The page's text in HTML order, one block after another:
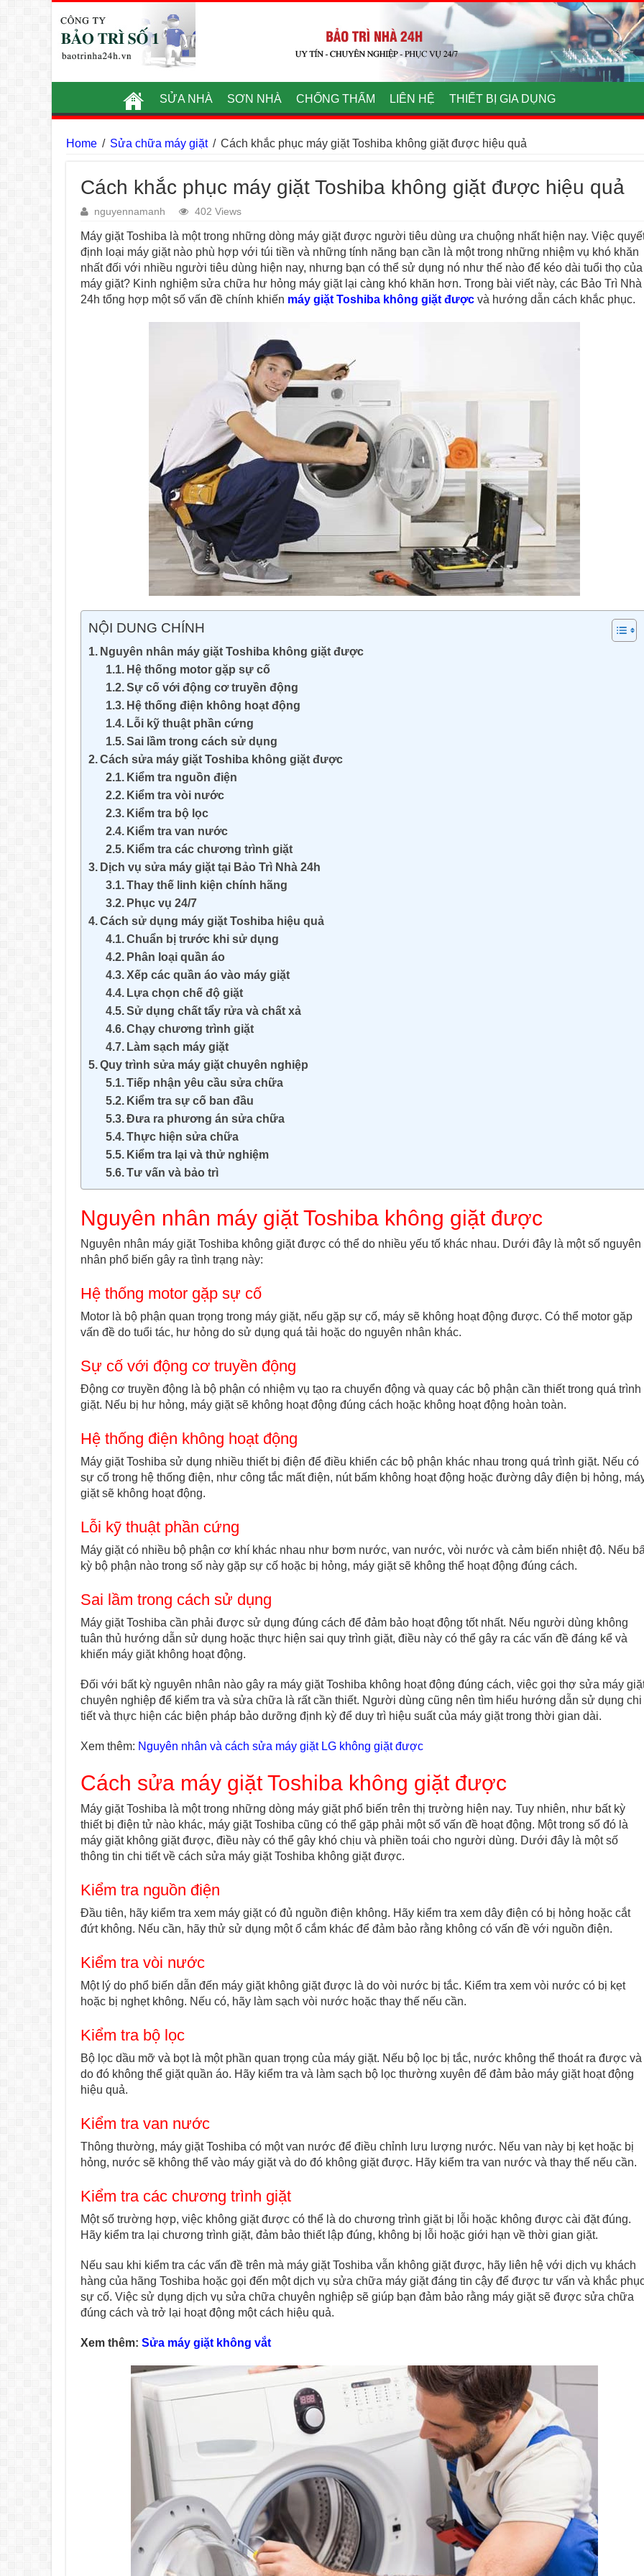
SỬA NHÀ SƠN NHÀ CHỐNG THẤM LIÊN HỆ THIẾT BỊ GIA DỤNG
Home / Sửa chữa máy giặt / Cách khắc phục máy giặt Toshiba không giặt được hiệu quả
Cách khắc phục máy giặt Toshiba không giặt được hiệu quả
nguyennamanh 402 Views
Máy giặt Toshiba là một trong những dòng máy giặt được người tiêu dùng ưa chuộng nhất hiện nay. Việc
định loại máy giặt nào phù hợp với túi tiền và những tính năng bạn cần là một trong những nhiệm vụ khó khăn
nhất đối với nhiều người tiêu dùng hiện nay, nhưng bạn có thể sử dụng nó như thế nào để kéo dài tuổi thọ của
máy giặt? Kinh nghiệm sửa chữa hư hỏng máy giặt lại càng khó khăn hơn. Trong bài viết này, các Bảo Trì Nhà
24h tổng hợp một số vấn đề chính khiến máy giặt Toshiba không giặt được và hướng dẫn cách khắc phục.
NỘI DUNG CHÍNH
Nguyên nhân máy giặt Toshiba không giặt được
Hệ thống motor gặp sự cố
Sự cố với động cơ truyền động
Hệ thống điện không hoạt động
Lỗi kỹ thuật phần cứng
Sai lầm trong cách sử dụng
Cách sửa máy giặt Toshiba không giặt được
Kiểm tra nguồn điện
Kiểm tra vòi nước
Kiểm tra bộ lọc
Kiểm tra van nước
Kiểm tra các chương trình giặt
Dịch vụ sửa máy giặt tại Bảo Trì Nhà 24h
Thay thế linh kiện chính hãng
Phục vụ 24/7
Cách sử dụng máy giặt Toshiba hiệu quả
Chuẩn bị trước khi sử dụng
Phân loại quần áo
Xếp các quần áo vào máy giặt
Lựa chọn chế độ giặt
Sử dụng chất tẩy rửa và chất xả
Chạy chương trình giặt
Làm sạch máy giặt
Quy trình sửa máy giặt chuyên nghiệp
Tiếp nhận yêu cầu sửa chữa
Kiểm tra sự cố ban đầu
Đưa ra phương án sửa chữa
Thực hiện sửa chữa
Kiểm tra lại và thử nghiệm
Tư vấn và bảo trì
Nguyên nhân máy giặt Toshiba không giặt được
Nguyên nhân máy giặt Toshiba không giặt được có thể do nhiều yếu tố khác nhau. Dưới đây là một số nguyên
nhân phổ biến gây ra tình trạng này:
Hệ thống motor gặp sự cố
Motor là bộ phận quan trọng trong máy giặt, nếu gặp sự cố, máy sẽ không hoạt động được. Có thể motor gặp
vấn đề do tuổi tác, hư hỏng do sử dụng quá tải hoặc do nguyên nhân khác.
Sự cố với động cơ truyền động
Động cơ truyền động là bộ phận có nhiệm vụ tạo ra chuyển động và quay các bộ phận cần thiết trong quá trình
giặt. Nếu bị hư hỏng, máy giặt sẽ không hoạt động đúng cách hoặc không hoạt động hoàn toàn.
Hệ thống điện không hoạt động
Máy giặt Toshiba sử dụng nhiều thiết bị điện để điều khiển các bộ phận khác nhau trong quá trình giặt. Nếu có
sự cố trong hệ thống điện, như công tắc mất điện, nút bấm không hoạt động hoặc đường dây điện bị hỏng,
giặt sẽ không hoạt động.
Lỗi kỹ thuật phần cứng
Máy giặt có nhiều bộ phận cơ khí khác nhau như bơm nước, van nước, vòi nước và cảm biến nhiệt độ. Nếu
kỳ bộ phận nào trong số này gặp sự cố hoặc bị hỏng, máy giặt sẽ không thể hoạt động đúng cách.
Sai lầm trong cách sử dụng
Máy giặt Toshiba cần phải được sử dụng đúng cách để đảm bảo hoạt động tốt nhất. Nếu người dùng không
tuân thủ hướng dẫn sử dụng hoặc thực hiện sai quy trình giặt, điều này có thể gây ra các vấn đề đáng kể và
khiến máy giặt không hoạt động.
Đối với bất kỳ nguyên nhân nào gây ra máy giặt Toshiba không hoạt động đúng cách, việc gọi thợ sửa máy
chuyên nghiệp để kiểm tra và sửa chữa là rất cần thiết. Người dùng cũng nên tìm hiểu hướng dẫn sử dụng chi
tiết và thực hiện các biện pháp bảo dưỡng định kỳ để duy trì hiệu suất của máy giặt trong thời gian dài.
Xem thêm: Nguyên nhân và cách sửa máy giặt LG không giặt được
Cách sửa máy giặt Toshiba không giặt được
Máy giặt Toshiba là một trong những dòng máy giặt phổ biến trên thị trường hiện nay. Tuy nhiên, như bất kỳ
thiết bị điện tử nào khác, máy giặt Toshiba cũng có thể gặp phải một số vấn đề hoạt động. Một trong số đó là
máy giặt không giặt được, điều này có thể gây khó chịu và phiền toái cho người dùng. Dưới đây là một số
thông tin chi tiết về cách sửa máy giặt Toshiba không giặt được.
Kiểm tra nguồn điện
Đầu tiên, hãy kiểm tra xem máy giặt có đủ nguồn điện không. Hãy kiểm tra xem dây điện có bị hỏng hoặc cắt
đứt không. Nếu cần, hãy thử sử dụng một ổ cắm khác để đảm bảo rằng không có vấn đề với nguồn điện.
Kiểm tra vòi nước
Một lý do phổ biến dẫn đến máy giặt không giặt được là do vòi nước bị tắc. Kiểm tra xem vòi nước có bị kẹt
hoặc bị nghẹt không. Nếu có, hãy làm sạch vòi nước hoặc thay thế nếu cần.
Kiểm tra bộ lọc
Bộ lọc dầu mỡ và bọt là một phần quan trọng của máy giặt. Nếu bộ lọc bị tắc, nước không thể thoát ra được và
do đó không thể giặt quần áo. Hãy kiểm tra và làm sạch bộ lọc thường xuyên để đảm bảo máy giặt hoạt động
hiệu quả.
Kiểm tra van nước
Thông thường, máy giặt Toshiba có một van nước để điều chỉnh lưu lượng nước. Nếu van này bị kẹt hoặc bị
hỏng, nước sẽ không thể vào máy giặt và do đó không giặt được. Hãy kiểm tra van nước và thay thế nếu cần.
Kiểm tra các chương trình giặt
Một số trường hợp, việc không giặt được có thể là do chương trình giặt bị lỗi hoặc không được cài đặt đúng.
Hãy kiểm tra lại chương trình giặt, đảm bảo thiết lập đúng, không bị lỗi hoặc giới hạn về thời gian giặt.
Nếu sau khi kiểm tra các vấn đề trên mà máy giặt Toshiba vẫn không giặt được, hãy liên hệ với dịch vụ khách
hàng của hãng Toshiba hoặc gọi đến một dịch vụ sửa chữa máy giặt đáng tin cậy để được tư vấn và khắc
sự cố. Việc sử dụng dịch vụ sửa chữa chuyên nghiệp sẽ giúp bạn đảm bảo rằng máy giặt sẽ được sửa chữa
đúng cách và trở lại hoạt động một cách hiệu quả.
Xem thêm: Sửa máy giặt không vắt